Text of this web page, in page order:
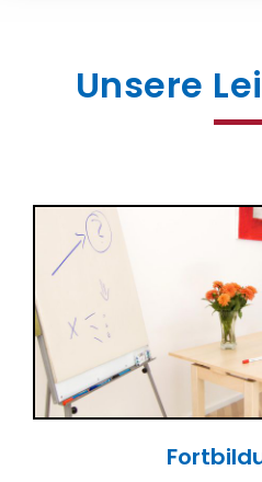
Unsere